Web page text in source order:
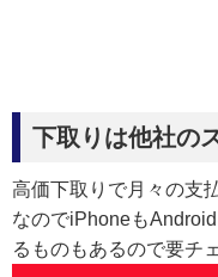
下取りは他社の
高価下取りで月々の支
なのでiPhoneも
るものもあるので要チ